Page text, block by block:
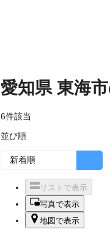
愛知県 東海市
6件該当
並び順
リストで表示
写真で表示
地図で表示